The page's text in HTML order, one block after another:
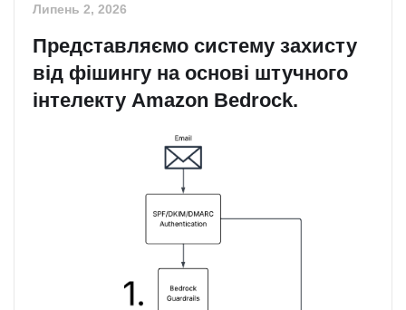
Липень 2, 2026
Представляємо систему захисту
від фішингу на основі штучного
інтелекту Amazon Bedrock.